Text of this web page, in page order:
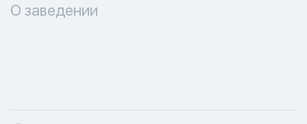
О заведении